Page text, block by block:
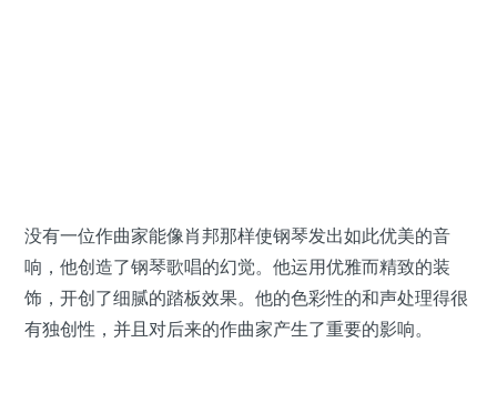
没有一位作曲家能像肖邦那样使钢琴发出如此优美的音
响，他创造了钢琴歌唱的幻觉。他运用优雅而精致的装
饰，开创了细腻的踏板效果。他的色彩性的和声处理得很
有独创性，并且对后来的作曲家产生了重要的影响。